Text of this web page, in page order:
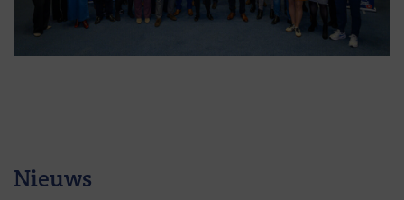
Nieuws